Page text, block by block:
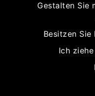
Gestalten Sie
Besitzen Sie
Ich